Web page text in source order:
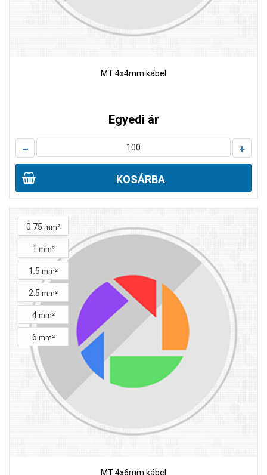
MT 4x4mm kábel
Egyedi ár
– +
KOSÁRBA
MT 4x6mm kábel
0.75 mm²
1 mm²
1.5 mm²
2.5 mm²
4 mm²
6 mm²